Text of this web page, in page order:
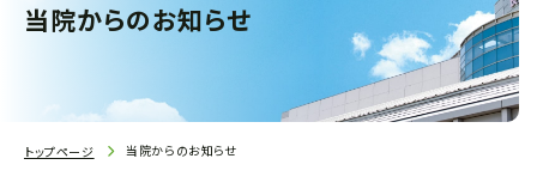
当院からのお知らせ
トップページ 当院からのお知らせ